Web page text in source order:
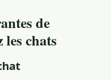
de
les chats